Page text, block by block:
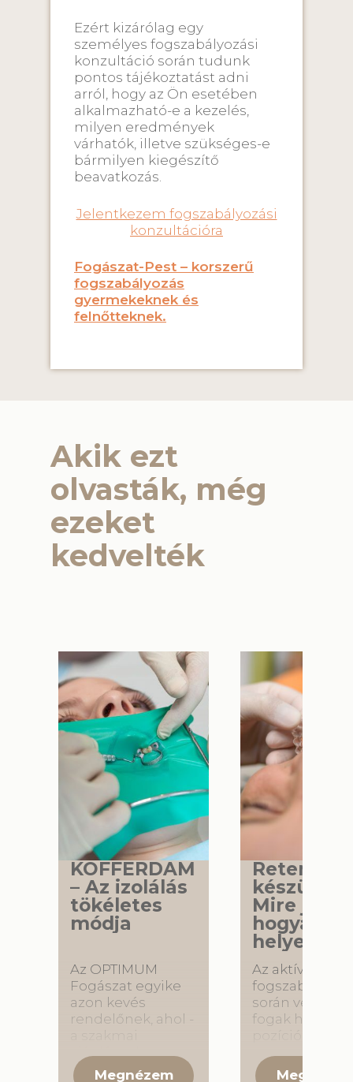
Ezért kizárólag egy
személyes fogszabályozási
konzultáció során tudunk
pontos tájékoztatást adni
arról, hogy az Ön esetében
alkalmazható-e a kezelés,
milyen eredmények
várhatók, illetve szükséges-e
bármilyen kiegészítő
beavatkozás.
Jelentkezem fogszabályozási
konzultációra
Fogászat-Pest – korszerű
fogszabályozás
gyermekeknek és
felnőtteknek.
Akik ezt
olvasták, még
ezeket
kedvelték
KOFFERDAM
– Az izolálás
tökéletes
módja
Az OPTIMUM
Fogászat egyike
azon kevés
rendelőnek, ahol -
megfelelően -
Retenciós
készülék
Mire jó és
hogyan
helyesen?
Az aktív
során végzett
fogak helyes
követően